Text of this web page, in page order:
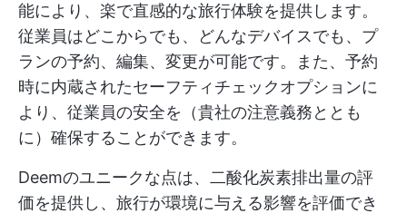
能により、楽で直感的な旅行体験を提供します。
従業員はどこからでも、どんなデバイスでも、プ
ランの予約、編集、変更が可能です。また、予約
時に内蔵されたセーフティチェックオプションに
より、従業員の安全を（貴社の注意義務ととも
に）確保することができます。
Deemのユニークな点は、二酸化炭素排出量の評
価を提供し、旅行が環境に与える影響を評価でき